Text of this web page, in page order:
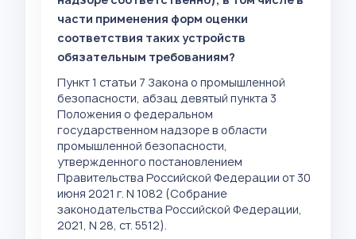
части применения форм оценки
соответствия таких устройств
обязательным требованиям?
Пункт 1 статьи 7 Закона о промышленной
безопасности, абзац девятый пункта 3
Положения о федеральном
государственном надзоре в области
промышленной безопасности,
утвержденного постановлением
Правительства Российской Федерации от 30
июня 2021 г. N 1082 (Собрание
законодательства Российской Федерации,
2021, N 28, ст. 5512).